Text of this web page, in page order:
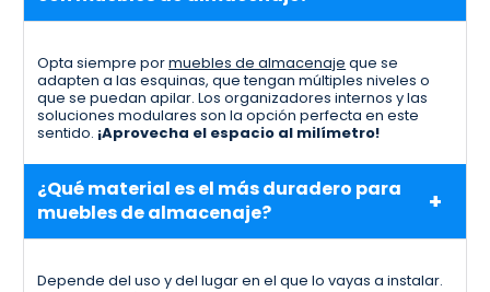
Opta siempre pormuebles de almacenaje que se
adapten a las esquinas, que tengan múltiples niveles o
que se puedan apilar. Los organizadores internos y las
soluciones modulares son la opción perfecta en este
sentido. ¡Aprovecha el espacio al milímetro!
¿Qué material es el más duradero para
muebles de almacenaje?
Depende del uso y del lugar en el que lo vayas a instalar.